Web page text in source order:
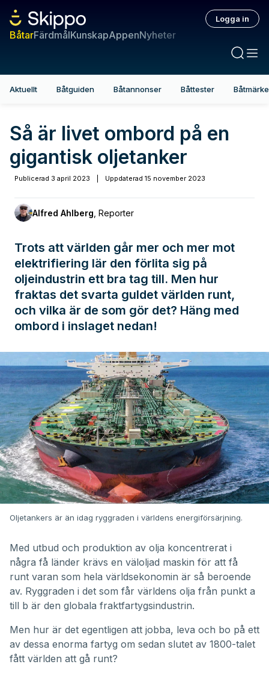
BåtarFärdmålKunskapAppenNyheter
Logga in
Aktuellt Båtguiden Båtannonser Båttester
Så är livet ombord på en
gigantisk oljetanker
Publicerad 3 april 2023 Uppdaterad 15 november 2023
Alfred Ahlberg Reporter
Trots att världen går mer och mer mot
elektrifiering lär den förlita sig på
oljeindustrin ett bra tag till. Men hur
fraktas det svarta guldet världen runt,
och vilka är de som gör det? Häng med
ombord i inslaget nedan!
Oljetankers är än idag ryggraden i världens energiförsärjning.
Med utbud och produktion av olja koncentrerat i
några få länder krävs en väloljad maskin för att få
runt varan som hela världsekonomin är så beroende
av. Ryggraden i det som får världens olja från punkt a
till b är den globala fraktfartygsindustrin.
Men hur är det egentligen att jobba, leva och bo på ett
av dessa enorma fartyg om sedan slutet av 1800-talet
fått världen att gå runt?